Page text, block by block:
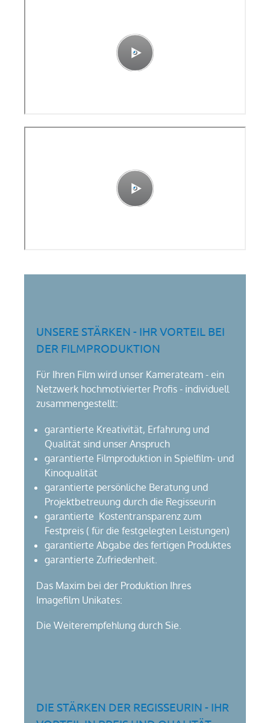
UNSERE STÄRKEN - IHR VORTEIL BEI
DER FILMPRODUKTION
Für Ihren Film wird unser Kamerateam - ein
Netzwerk hochmotivierter Profis - individuell
zusammengestellt:
garantierte Kreativität, Erfahrung und
Qualität sind unser Anspruch
garantierte Filmproduktion in Spielfilm- und
Kinoqualität
garantierte persönliche Beratung und
Projektbetreuung durch die Regisseurin
garantierte Kostentransparenz zum
Festpreis ( für die festgelegten Leistungen)
garantierte Abgabe des fertigen Produktes
garantierte Zufriedenheit.
Das Maxim bei der Produktion Ihres
Imagefilm Unikates:
Die Weiterempfehlung durch Sie.
DIE STÄRKEN DER REGISSEURIN - IHR